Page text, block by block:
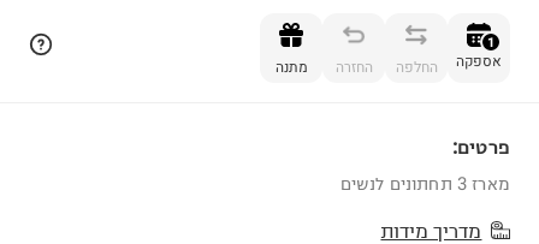
1
אספקה החלפה החזרה מתנה
פרטים:
מארז 3 תחתונים לנשים
מדריך מידות